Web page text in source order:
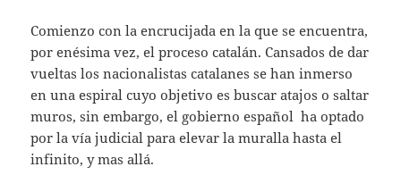
Comienzo con la encrucijada en la que se encuentra,
por enésima vez, el proceso catalán. Cansados de dar
vueltas los nacionalistas catalanes se han inmerso
en una espiral cuyo objetivo es buscar atajos o saltar
muros, sin embargo, el gobierno español ha optado
por la vía judicial para elevar la muralla hasta el
infinito, y mas allá.